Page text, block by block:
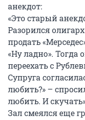
анекдот:
«Это старый
Разорился
продать
«Ну ладно». Тогда
переехать с
Супруга
любить?» –
любить. И
Зал смеялся еще